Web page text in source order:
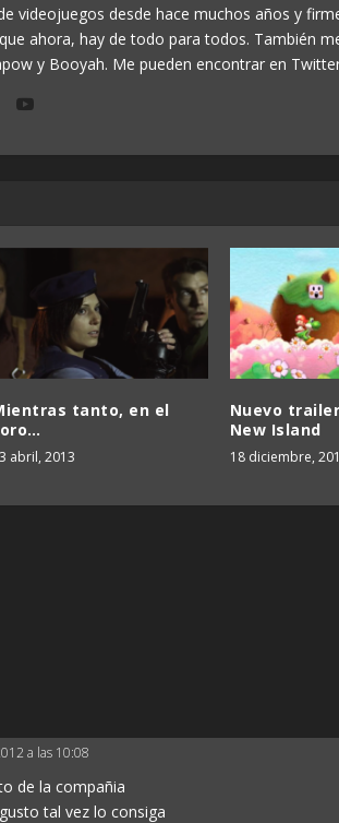
videojuegos desde hace muchos años y
ahora, hay de todo para todos. También
y Booyah. Me pueden encontrar en
tanto, en el
abril, 2013
Nuevo trailer
New Island
18 diciembre,
a las 10:08
de la compañia
tal vez lo consiga